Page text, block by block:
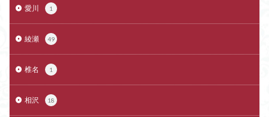
愛川 1
綾瀬 49
椎名 1
相沢 18